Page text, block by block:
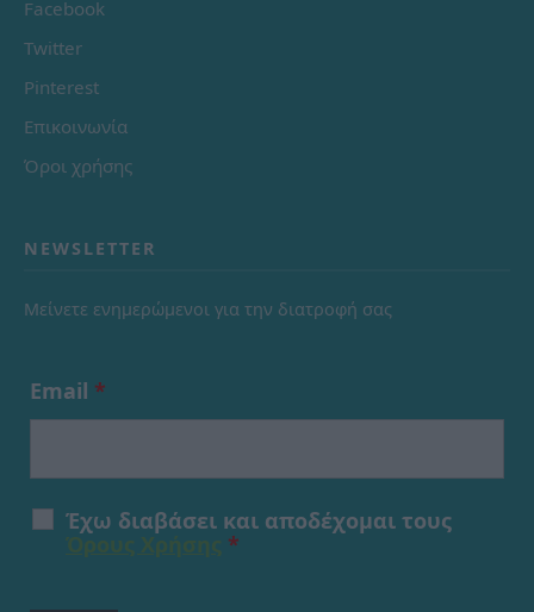
Facebook
Twitter
Pinterest
Επικοινωνία
Όροι χρήσης
NEWSLETTER
Μείνετε ενημερώμενοι για την διατροφή σας
Email *
Έχω διαβάσει και αποδέχομαι τους
*